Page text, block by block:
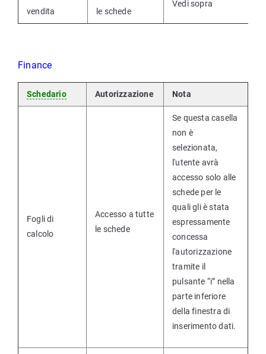
vendita
le schede
Vedi sopra
Finance
Schedario Autorizzazione Nota
Fogli di
calcolo
Accesso a tutte
le schede
Se questa casella
non è
selezionata,
l'utente avrà
accesso solo alle
schede per le
quali gli è stata
espressamente
concessa
l'autorizzazione
tramite il
pulsante “i” nella
parte inferiore
della finestra di
inserimento dati.